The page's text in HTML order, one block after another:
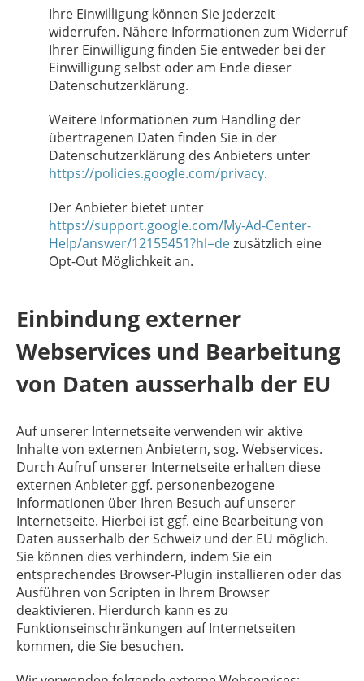
Ihre Einwilligung können Sie jederzeit
widerrufen. Nähere Informationen zum Widerruf
Ihrer Einwilligung finden Sie entweder bei der
Einwilligung selbst oder am Ende dieser
Datenschutzerklärung.
Weitere Informationen zum Handling der
übertragenen Daten finden Sie in der
Datenschutzerklärung des Anbieters unter
https://policies.google.com/privacy.
Der Anbieter bietet unter
https://support.google.com/My-Ad-Center-
Help/answer/12155451?hl=dezusätzlich eine
Opt-Out Möglichkeit an.
Einbindung externer
Webservices und Bearbeitung
von Daten ausserhalb der EU
Auf unserer Internetseite verwenden wir aktive
Inhalte von externen Anbietern, sog. Webservices.
Durch Aufruf unserer Internetseite erhalten diese
externen Anbieter ggf. personenbezogene
Informationen über Ihren Besuch auf unserer
Internetseite. Hierbei ist ggf. eine Bearbeitung von
Daten ausserhalb der Schweiz und der EU möglich.
Sie können dies verhindern, indem Sie ein
entsprechendes Browser-Plugin installieren oder das
Ausführen von Scripten in Ihrem Browser
deaktivieren. Hierdurch kann es zu
Funktionseinschränkungen auf Internetseiten
kommen, die Sie besuchen.